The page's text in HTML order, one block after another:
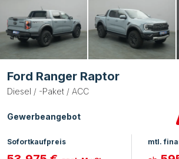
Ford Ranger Raptor
Diesel / -Paket / ACC
Gewerbeangebot
Sofortkaufpreis mtl.